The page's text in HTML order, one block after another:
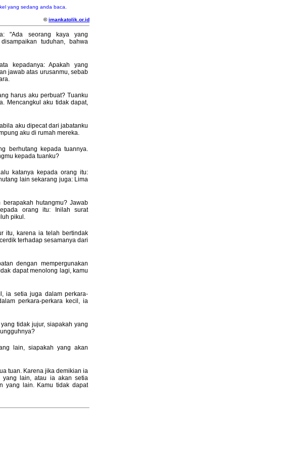
yang sedang anda baca.
©imankatolik.or.id
"Ada seorang kaya yang
tuduhan, bahwa
kepadanya: Apakah yang
jawab atas urusanmu, sebab
harus aku perbuat? Tuanku
Mencangkul aku tidak dapat,
aku dipecat dari jabatanku
aku di rumah mereka.
berhutang kepada tuannya.
kepada tuanku?
katanya kepada orang itu:
lain sekarang juga: Lima
hutangmu? Jawab
orang itu: Inilah surat
pikul.
itu, karena ia telah bertindak
terhadap sesamanya dari
dengan mempergunakan
dapat menolong lagi, kamu
ia setia juga dalam perkara-
perkara-perkara kecil, ia
tidak jujur, siapakah yang
lain, siapakah yang akan
tuan. Karena jika demikian ia
yang lain, atau ia akan setia
yang lain. Kamu tidak dapat